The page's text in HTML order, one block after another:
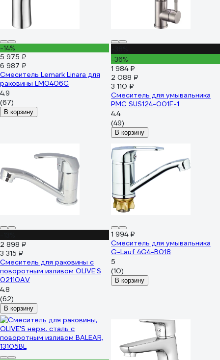
-14%
5 975 ₽
6 987 ₽
Смеситель Lemark Linara для
раковины LM0406C
4.9
(67)
В корзину
-36%
1 984 ₽
2 088 ₽
3 110 ₽
Смеситель для умывальника
РМС SUS124-001F-1
4.4
(49)
В корзину
2 898 ₽
3 315 ₽
Смеситель для раковины с
поворотным изливом OLIVE'S
02110AV
4.8
(62)
В корзину
1 994 ₽
Смеситель для умывальника
G-Lauf 4G4-B018
5
(10)
В корзину